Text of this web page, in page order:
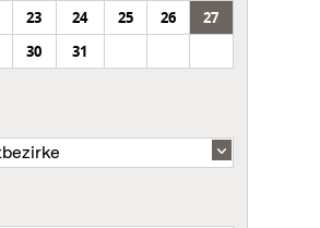
23 24 25 26
27
30 31